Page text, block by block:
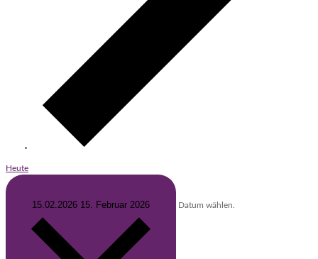
Heute
15.02.2026 15. Februar 2026 Datum wählen.